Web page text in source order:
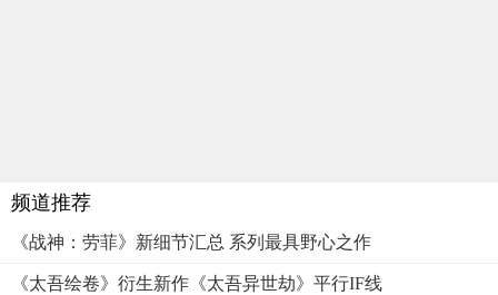
频道推荐
《战神：劳菲》新细节汇总 系列最具野心之作
《太吾绘卷》衍生新作《太吾异世劫》平行IF线